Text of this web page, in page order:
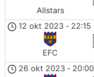
Allstars
12 okt 2023 - 22:15
EFC
26 okt 2023 - 20:00